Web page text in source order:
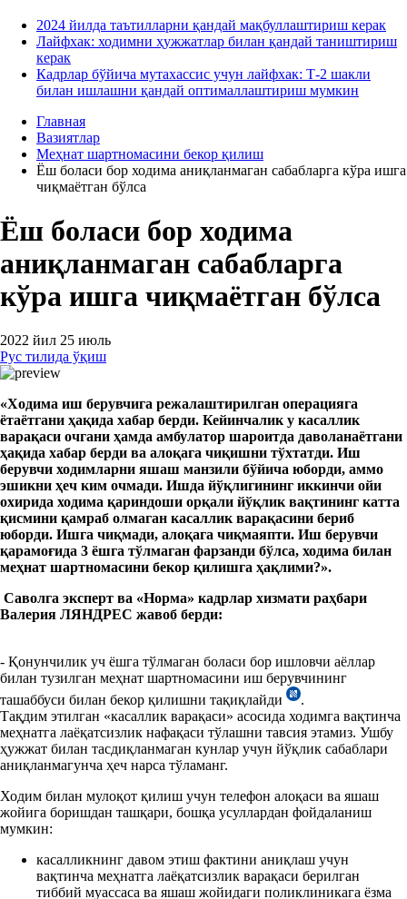
2024 йилда таътилларни қандай мақбуллаштириш керак
Лайфхак: ходимни ҳужжатлар билан қандай таништириш
керак
Кадрлар бўйича мутахассис учун лайфхак: Т-2 шакли
билан ишлашни қандай оптималлаштириш мумкин
Главная
Вазиятлар
Меҳнат шартномасини бекор қилиш
Ёш боласи бор ходима аниқланмаган сабабларга кўра ишга
чиқмаётган бўлса
Ёш боласи бор ходима
аниқланмаган сабабларга
кўра ишга чиқмаётган бўлса
2022 йил 25 июль
Рус тилида ўқиш
«Ходима иш берувчига режалаштирилган операцияга
ётаётгани ҳақида хабар берди. Кейинчалик у касаллик
варақаси очгани ҳамда амбулатор шароитда даволанаётгани
ҳақида хабар берди ва алоқага чиқишни тўхтатди. Иш
берувчи ходимларни яшаш манзили бўйича юборди, аммо
эшикни ҳеч ким очмади. Ишда йўқлигининг иккинчи ойи
охирида ходима қариндоши орқали йўқлик вақтининг катта
қисмини қамраб олмаган касаллик варақасини бериб
юборди. Ишга чиқмади, алоқага чиқмаяпти. Иш берувчи
қарамоғида 3 ёшга тўлмаган фарзанди бўлса, ходима билан
меҳнат шартномасини бекор қилишга ҳақлими?».
Саволга эксперт ва «Норма» кадрлар хизмати раҳбари
Валерия ЛЯНДРЕС жавоб берди:
- Қонунчилик уч ёшга тўлмаган боласи бор ишловчи аёллар
билан тузилган меҳнат шартномасини иш берувчининг
ташаббуси билан бекор қилишни тақиқлайди
.
Тақдим этилган «касаллик варақаси» асосида ходимга вақтинча
меҳнатга лаёқатсизлик нафақаси тўлашни тавсия этамиз. Ушбу
ҳужжат билан тасдиқланмаган кунлар учун йўқлик сабаблари
аниқланмагунча ҳеч нарса тўламанг.
Ходим билан мулоқот қилиш учун телефон алоқаси ва яшаш
жойига боришдан ташқари, бошқа усуллардан фойдаланиш
мумкин:
касалликнинг давом этиш фактини аниқлаш учун
вақтинча меҳнатга лаёқатсизлик варақаси берилган
тиббий муассаса ва яшаш жойидаги поликлиникага ёзма